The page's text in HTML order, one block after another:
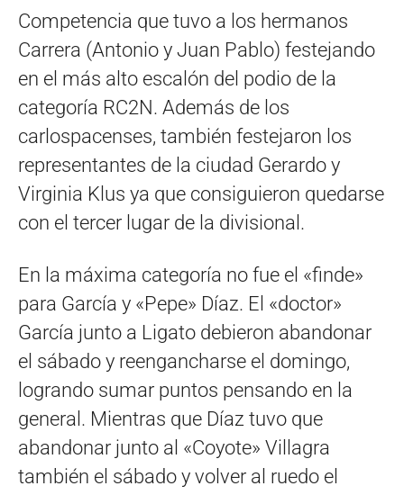
Competencia que tuvo a los hermanos
Carrera (Antonio y Juan Pablo) festejando
en el más alto escalón del podio de la
categoría RC2N. Además de los
carlospacenses, también festejaron los
representantes de la ciudad Gerardo y
Virginia Klus ya que consiguieron quedarse
con el tercer lugar de la divisional.
En la máxima categoría no fue el «finde»
para García y «Pepe» Díaz. El «doctor»
García junto a Ligato debieron abandonar
el sábado y reengancharse el domingo,
logrando sumar puntos pensando en la
general. Mientras que Díaz tuvo que
abandonar junto al «Coyote» Villagra
también el sábado y volver al ruedo el